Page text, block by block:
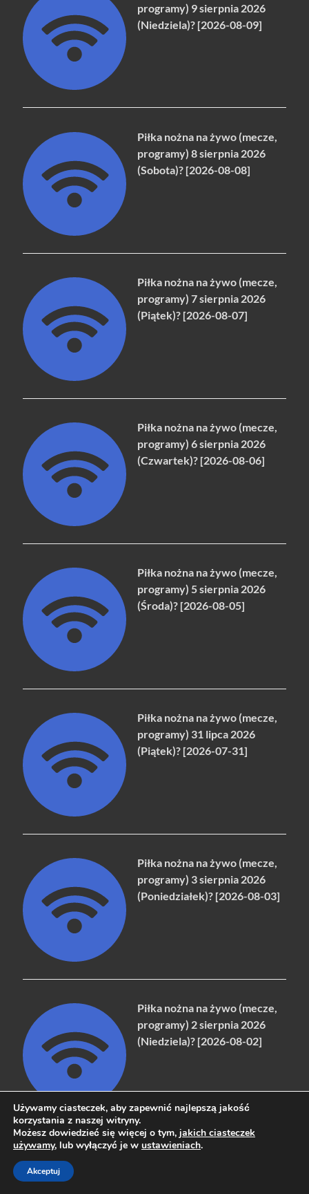
programy) 9 sierpnia 2026
(Niedziela)? [2026-08-09]
Piłka nożna na żywo (mecze,
programy) 8 sierpnia 2026
(Sobota)? [2026-08-08]
Piłka nożna na żywo (mecze,
programy) 7 sierpnia 2026
(Piątek)? [2026-08-07]
Piłka nożna na żywo (mecze,
programy) 6 sierpnia 2026
(Czwartek)? [2026-08-06]
Piłka nożna na żywo (mecze,
programy) 5 sierpnia 2026
(Środa)? [2026-08-05]
Piłka nożna na żywo (mecze,
programy) 31 lipca 2026
(Piątek)? [2026-07-31]
Piłka nożna na żywo (mecze,
programy) 3 sierpnia 2026
(Poniedziałek)? [2026-08-03]
Piłka nożna na żywo (mecze,
programy) 2 sierpnia 2026
(Niedziela)? [2026-08-02]
Piłka nożna na żywo (mecze,
Używamy ciasteczek, aby zapewnić najlepszą jakość
korzystania z naszej witryny.
Możesz dowiedzieć się więcej o tym, jakich ciasteczek
używamy, lub wyłączyć je w ustawieniach.
Akceptuj